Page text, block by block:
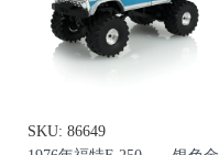
SKU: 86649